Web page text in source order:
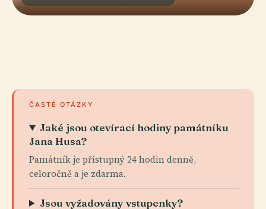
ČASTÉ OTÁZKY
Jaké jsou otevírací hodiny památníku
Jana Husa?
Památník je přístupný 24 hodin denně,
celoročně a je zdarma.
Jsou vyžadovány vstupenky?